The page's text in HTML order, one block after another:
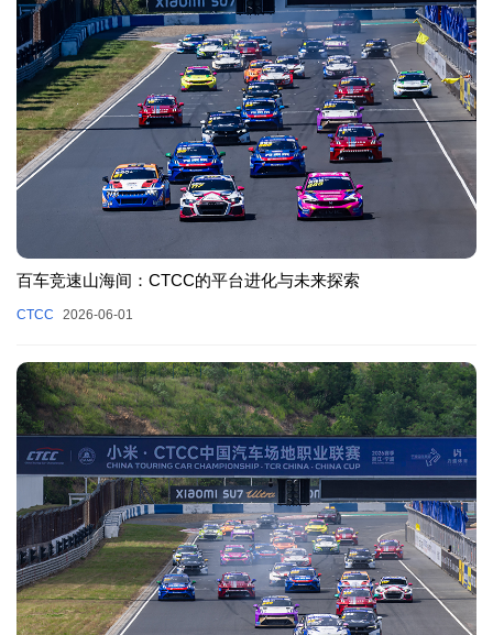
百车竞速山海间：CTCC的平台进化与未来探索
CTCC 2026-06-01